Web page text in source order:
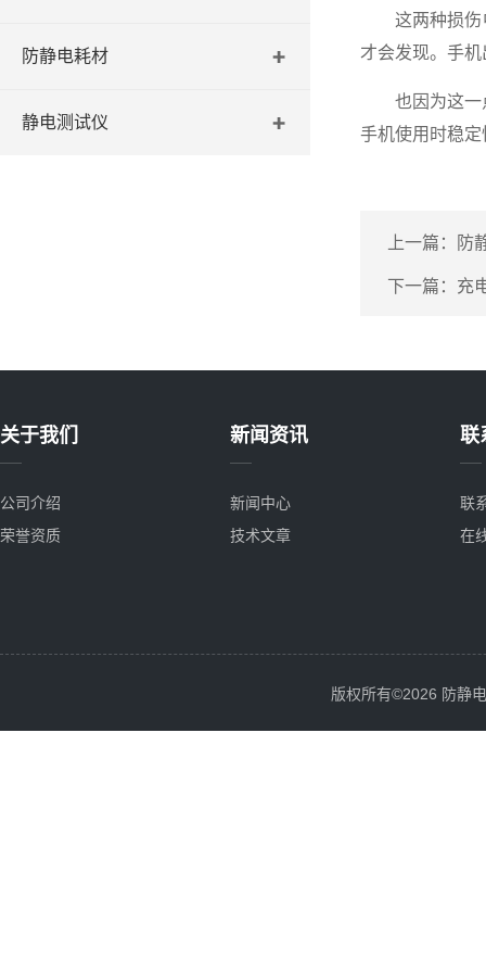
防静电耗材
静电测试仪
这两种损伤中
才会发现。手
也因为这一点
手机使用时稳
上一篇： 防
下一篇： 充
关于我们
公司介绍
荣誉资质
新闻资讯
新闻中心
技术文章
联
联
在
版权所有©2026 防静